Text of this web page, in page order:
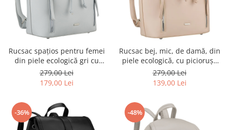
Rucsac spațios pentru femei
din piele ecologică gri cu
piciorușe de protecție -
Rovicky PTR-R-L61409-1968
279,00 Lei
179,00 Lei
Rucsac bej, mic, de damă, din
piele ecologică, cu piciorușe
de protecție - Rovicky PTR-R-
L61409-1951
279,00 Lei
139,00 Lei
-36% -48%